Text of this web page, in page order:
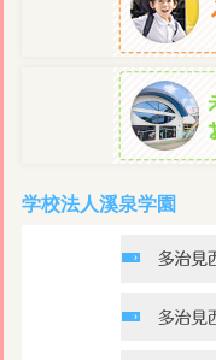
学校法人溪泉学園